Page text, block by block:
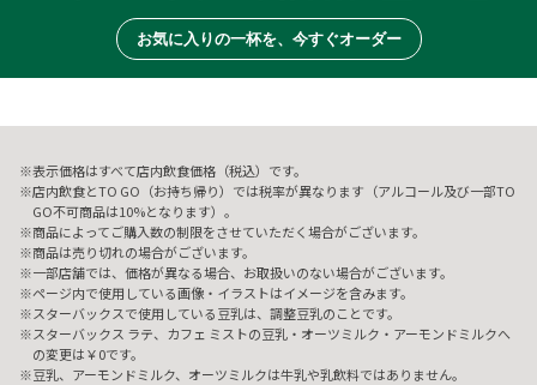
お気に入りの一杯を、今すぐオーダー
表示価格はすべて店内飲食価格（税込）です。
店内飲食とTO GO（お持ち帰り）では税率が異なります（アルコール及び一部TO
GO不可商品は10%となります）。
商品によってご購入数の制限をさせていただく場合がございます。
商品は売り切れの場合がございます。
一部店舗では、価格が異なる場合、お取扱いのない場合がございます。
ページ内で使用している画像・イラストはイメージを含みます。
スターバックスで使用している豆乳は、調整豆乳のことです。
スターバックス ラテ、カフェ ミストの豆乳・オーツミルク・アーモンドミルクへ
の変更は￥0です。
豆乳、アーモンドミルク、オーツミルクは牛乳や乳飲料ではありません。